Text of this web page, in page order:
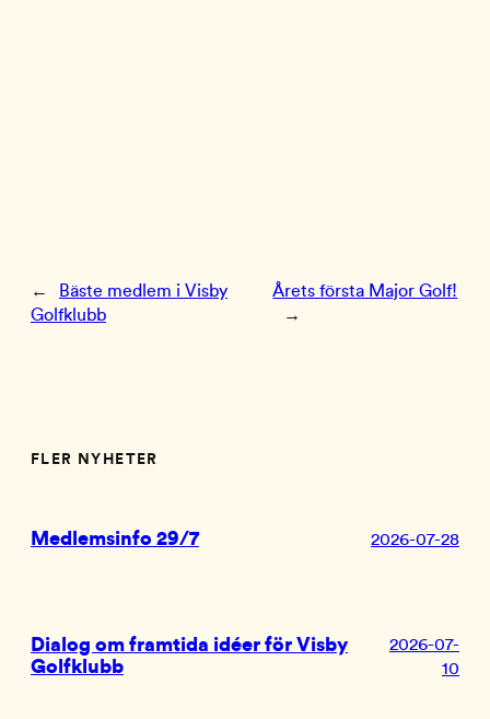
←
Bäste medlem i Visby
Golfklubb
Årets första Major Golf!
→
FLER NYHETER
Medlemsinfo 29/7 2026-07-28
Dialog om framtida idéer för Visby
Golfklubb
2026-07-
10